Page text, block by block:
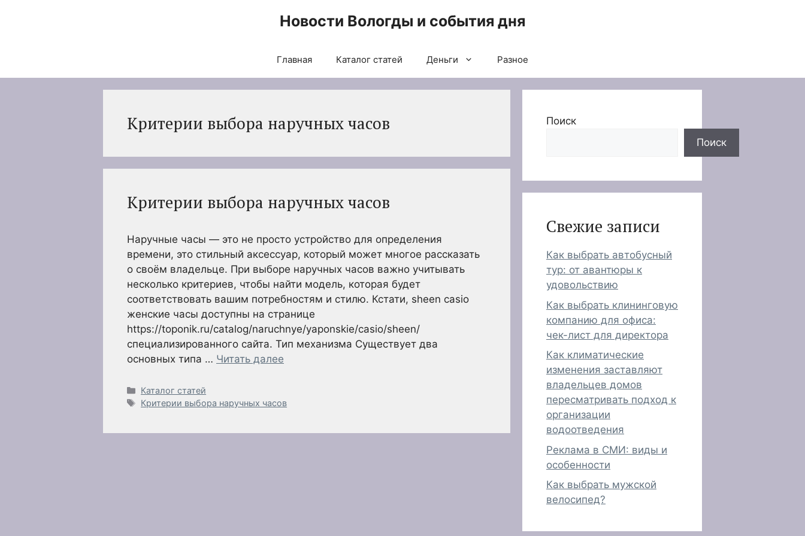
Новости Вологды и события дня
Главная Каталог статей Деньги Разное
Критерии выбора наручных часов
Критерии выбора наручных часов
Наручные часы — это не просто устройство для определения
времени, это стильный аксессуар, который может многое рассказать
о своём владельце. При выборе наручных часов важно учитывать
несколько критериев, чтобы найти модель, которая будет
соответствовать вашим потребностям и стилю. Кстати, sheen casio
женские часы доступны на странице
https://toponik.ru/catalog/naruchnye/yaponskie/casio/sheen/
специализированного сайта. Тип механизма Существует два
основных типа … Читать далее
Рубрики
Каталог статей
Метки
Критерии выбора наручных часов
Поиск
Поиск
Свежие записи
Как выбрать автобусный
тур: от авантюры к
удовольствию
Как выбрать клининговую
компанию для офиса:
чек-лист для директора
Как климатические
изменения заставляют
владельцев домов
пересматривать подход к
организации
водоотведения
Реклама в СМИ: виды и
особенности
Как выбрать мужской
велосипед?